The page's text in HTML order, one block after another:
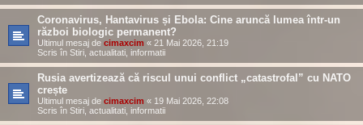
Coronavirus, Hantavirus și Ebola: Cine aruncă lumea într-un
război biologic permanent?
Ultimul mesaj de cimaxcim « 21 Mai 2026, 21:19
Scris în Stiri, actualitati, informatii
Rusia avertizează că riscul unui conflict „catastrofal” cu NATO
crește
Ultimul mesaj de cimaxcim « 19 Mai 2026, 22:08
Scris în Stiri, actualitati, informatii